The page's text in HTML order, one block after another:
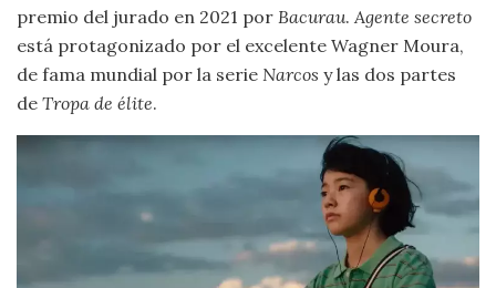
premio del jurado en 2021 por Bacurau. Agente secreto
está protagonizado por el excelente Wagner Moura,
de fama mundial por la serie Narcos y las dos partes
de Tropa de élite.